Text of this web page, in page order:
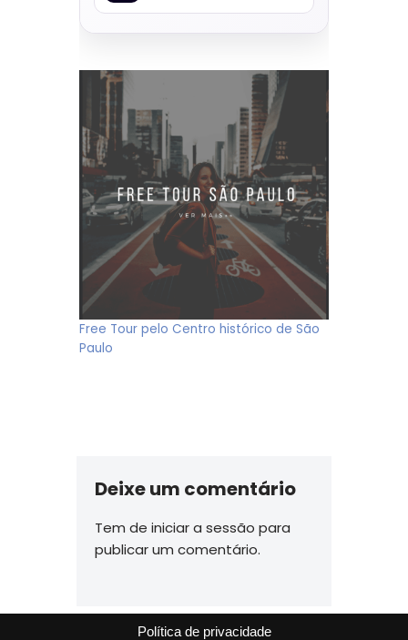
Free Tour pelo Centro histórico de São
Paulo
Deixe um comentário
Tem de iniciar a sessão para
publicar um comentário.
Política de privacidade